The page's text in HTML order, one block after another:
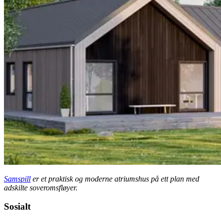
Samspill er et praktisk og moderne atriumshus på ett plan med
adskilte soveromsfløyer.
Sosialt